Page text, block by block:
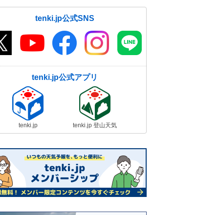
tenki.jp公式SNS
tenki.jp公式アプリ
tenki.jp tenki.jp 登山天気